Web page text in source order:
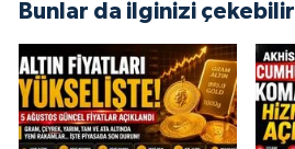
Bunlar da ilginizi çekebilir